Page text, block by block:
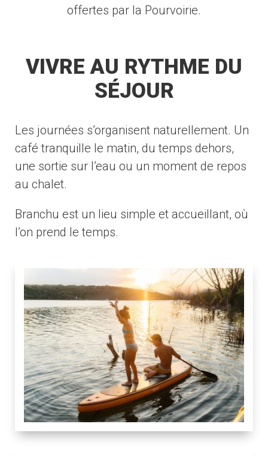
offertes par la Pourvoirie.
VIVRE AU RYTHME DU
SÉJOUR
Les journées s’organisent naturellement. Un
café tranquille le matin, du temps dehors,
une sortie sur l’eau ou un moment de repos
au chalet.
Branchu est un lieu simple et accueillant, où
l’on prend le temps.